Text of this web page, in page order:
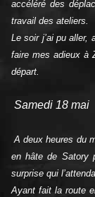
accéléré des
travail des ateliers.
Le soir j’ai pu aller,
faire mes adieux à
départ.
Samedi 18 mai
A deux heures du
en hâte de Satory
surprise qui
Ayant fait la route